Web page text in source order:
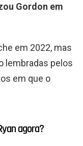
Gordon em
em 2022, mas
lembradas pelos
em que o
agora?